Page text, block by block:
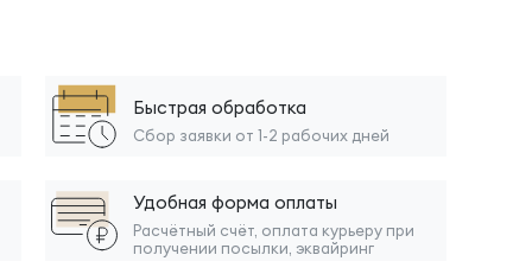
Быстрая обработка
Сбор заявки от 1-2 рабочих дней
Удобная форма оплаты
Расчётный счёт, оплата курьеру при
получении посылки, эквайринг